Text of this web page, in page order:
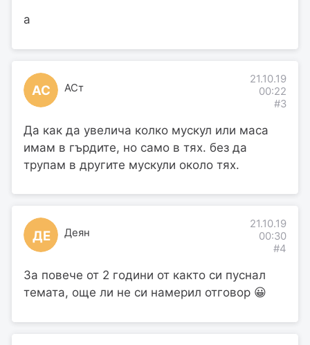
a
АС АСт
21.10.19
00:22
#3
Да как да увелича колко мускул или маса
имам в гърдите, но само в тях. без да
трупам в другите мускули около тях.
ДЕ Деян
21.10.19
00:30
#4
За повече от 2 години от както си пуснал
темата, още ли не си намерил отговор 😀